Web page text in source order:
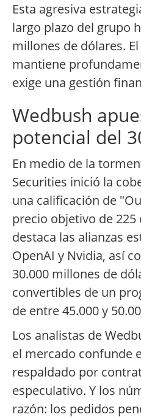
Esta agresiva
largo plazo del grupo
millones de dólares.
mantiene
exige una gestión
Wedbush
potencial del
En medio de la
Securities inició la
una calificación de
precio objetivo de
destaca las alianzas
OpenAI y Nvidia, así
30.000 millones de
convertibles de un
de entre 45.000 y
Los analistas de
el mercado confunde
respaldado por
especulativo. Y los
razón: los pedidos